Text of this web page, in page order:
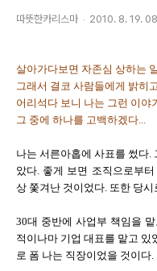
따뜻한카리스마 2010. 8. 19.
살아가다보면 자존심 상하는
그래서 결코 사람들에게 밝히
어리석다 보니 나는 그런 이야
그 중에 하나를 고백하겠다...
나는 서른아홉에 사표를 썼다
았다. 좋게 보면 조직으로부
상 쫓겨난 것이었다. 또한 당
30대 중반에 사업부 책임을
적이나마 기업 대표를 맡고 있
로 폼 나는 직장이었을 것이다